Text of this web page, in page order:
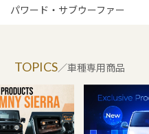
パワード・サブウーファー
／車種専用商品